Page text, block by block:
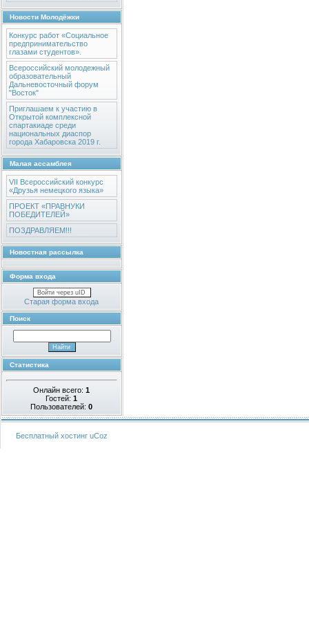
Новости Молодёжки
Конкурс работ «Социальное
предпринимательство
глазами студентов».
Всероссийский молодежный
образовательный
Дальневосточный форум
"Восток"
Приглашаем к участию в
Открытой комплексной
спартакиаде среди
национальных диаспор
города Хабаровска 2019 г.
Малая ассамблея
VII Всероссийский конкурс
«Друзья немецкого языка»
ПРОЕКТ «ПРАВНУКИ
ПОБЕДИТЕЛЕЙ»
ПОЗДРАВЛЯЕМ!!!
Новостная рассылка
Форма входа
Войти через uID
Старая форма входа
Поиск
Статистика
Онлайн всего:1
Гостей:1
Пользователей:0
Бесплатный хостинг uCoz